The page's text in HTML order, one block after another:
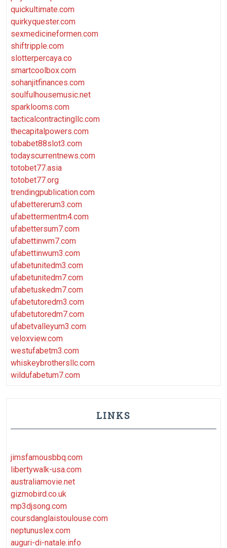
quickultimate.com
quirkyquester.com
sexmedicineformen.com
shiftripple.com
slotterpercaya.co
smartcoolbox.com
sohanjitfinances.com
soulfulhousemusic.net
sparklooms.com
tacticalcontractingllc.com
thecapitalpowers.com
tobabet88slot3.com
todayscurrentnews.com
totobet77.asia
totobet77.org
trendingpublication.com
ufabettererum3.com
ufabettermentm4.com
ufabettersum7.com
ufabettinwm7.com
ufabettinwum3.com
ufabetunitedm3.com
ufabetunitedm7.com
ufabetuskedm7.com
ufabetutoredm3.com
ufabetutoredm7.com
ufabetvalleyum3.com
veloxview.com
westufabetm3.com
whiskeybrothersllc.com
wildufabetum7.com
LINKS
jimsfamousbbq.com
libertywalk-usa.com
australiamovie.net
gizmobird.co.uk
mp3djsong.com
coursdanglaistoulouse.com
neptunuslex.com
auguri-di-natale.info